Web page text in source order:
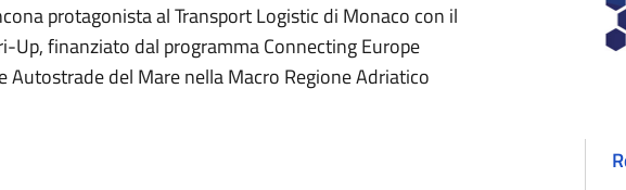
protagonista al Transport Logistic di Monaco con il
Up, finanziato dal programma Connecting Europe
Autostrade del Mare nella Macro Regione Adriatico